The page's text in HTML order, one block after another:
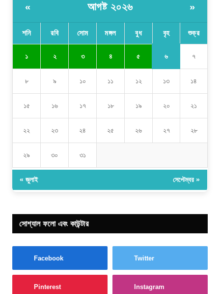
« আগষ্ট ২০২৬ »
শনি রবি সোম মঙ্গল বুধ বৃহ শুক্র
১ ২ ৩ ৪ ৫ ৬ ৭
৮ ৯ ১০ ১১ ১২ ১৩ ১৪
১৫ ১৬ ১৭ ১৮ ১৯ ২০ ২১
২২ ২৩ ২৪ ২৫ ২৬ ২৭ ২৮
২৯ ৩০ ৩১
« জুলাই সেপ্টেম্বর »
সোশ্যাল ফলো এবং কাউন্টার
Facebook Twitter
Pinterest Instagram